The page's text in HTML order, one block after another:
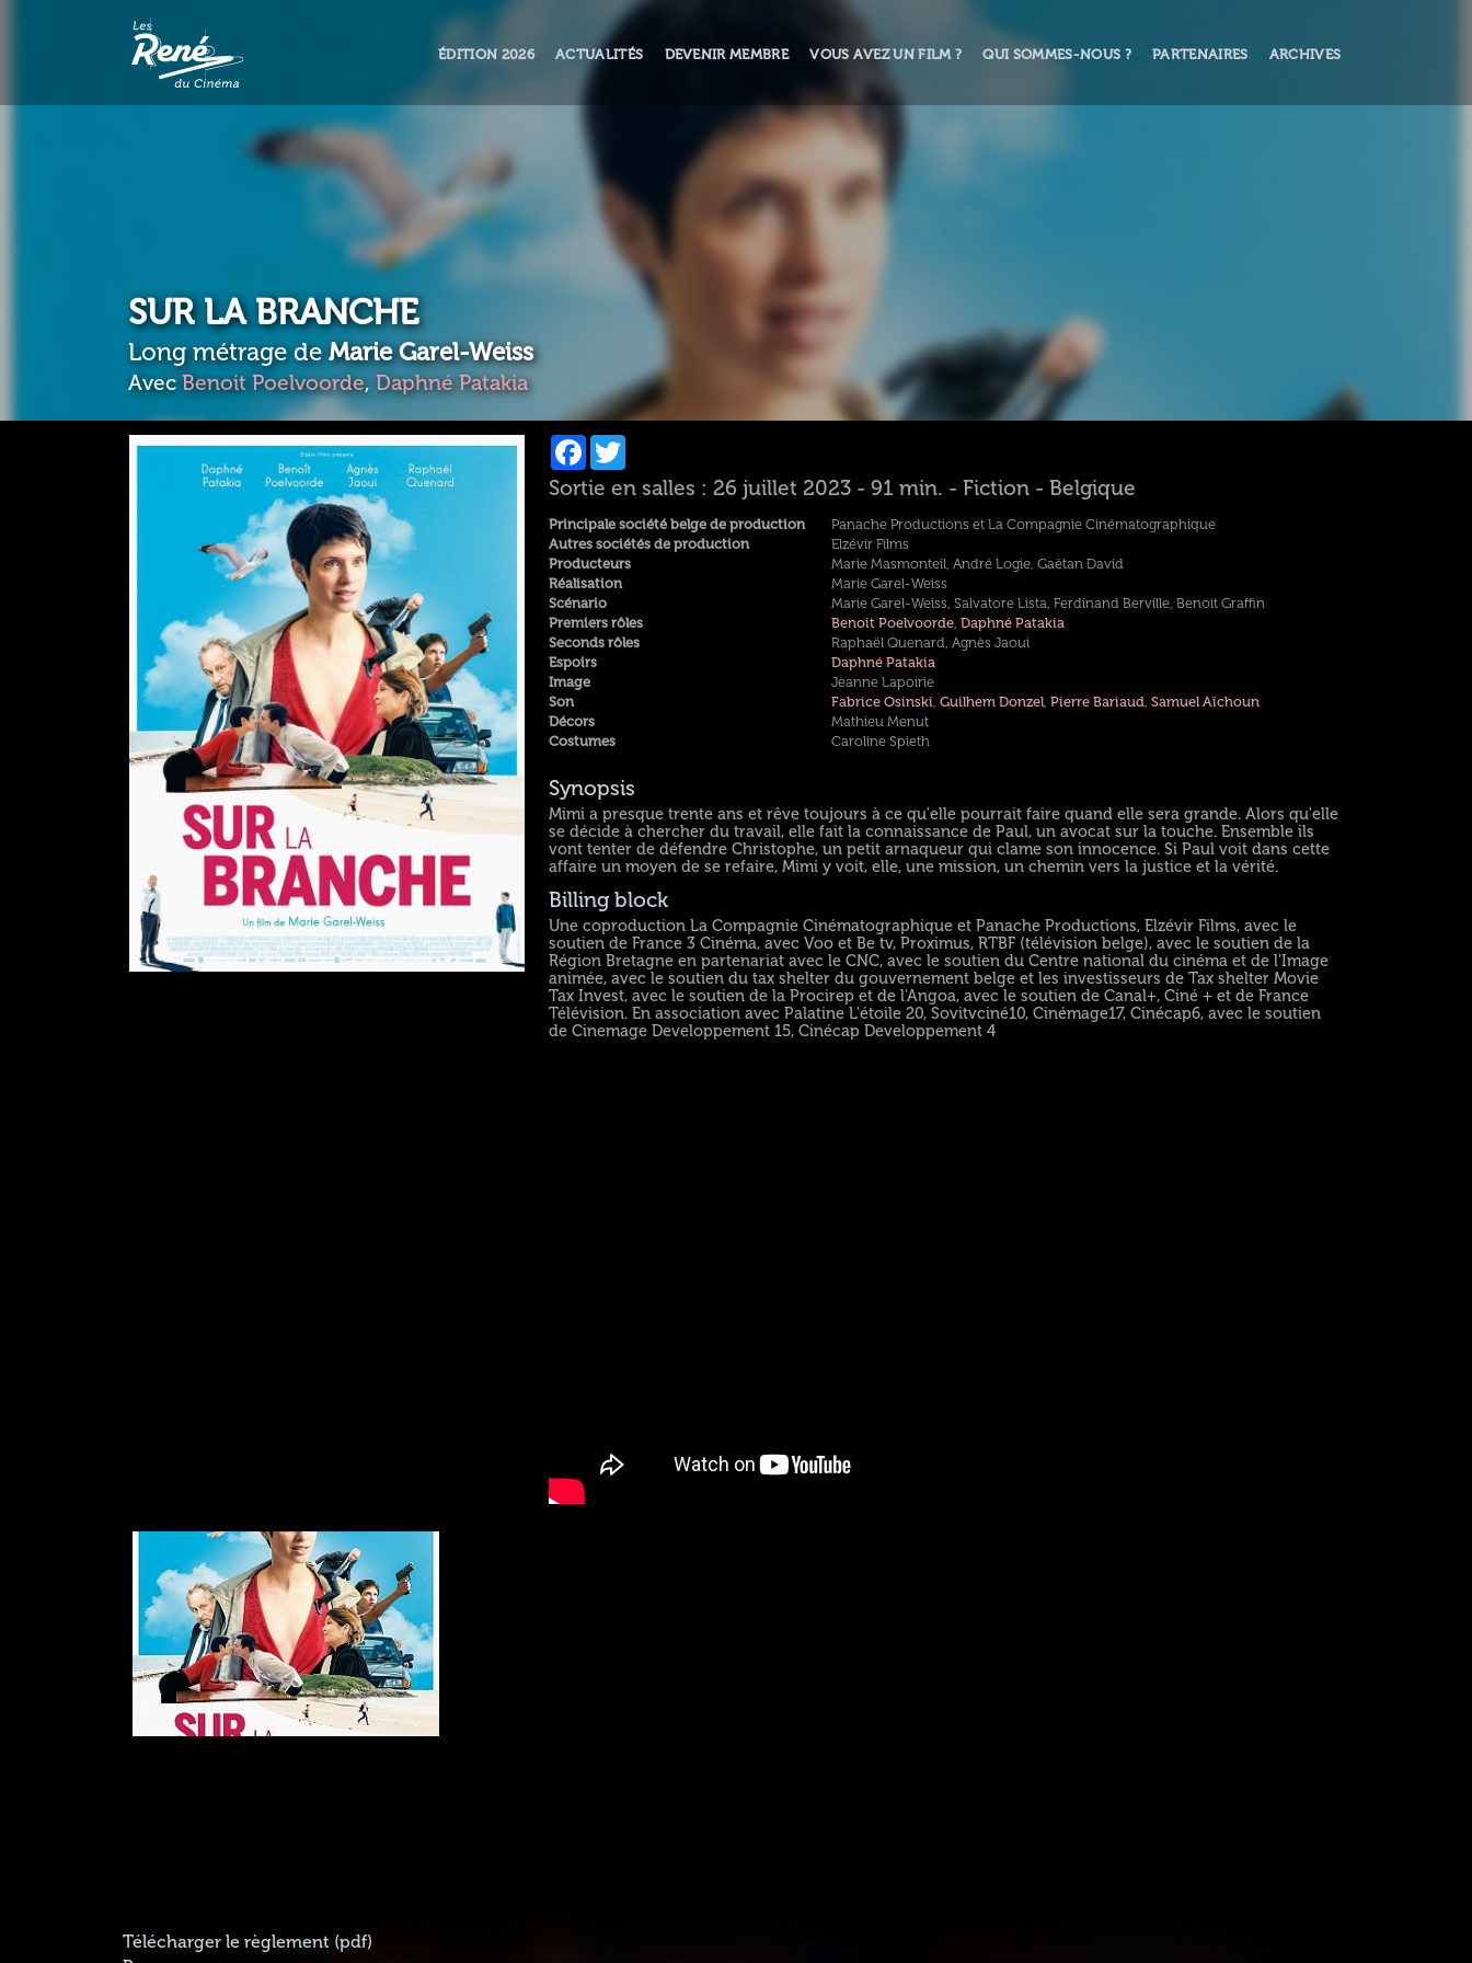
ÉDITION 2026 ACTUALITÉS DEVENIR MEMBRE VOUS AVEZ UN FILM ? QUI SOMMES-NOUS ? PARTENAIRES ARCHIVES
SUR LA BRANCHE
Long métrage deMarie Garel-Weiss
Avec Benoit Poelvoorde, Daphné Patakia
Facebook
Sortie en salles : 26 juillet 2023 - 91 min. - Fiction - Belgique
Principale société belge de production
Panache Productions et La Compagnie Cinématographique
Autres sociétés de production
Elzévir Films
Producteurs
Marie Masmonteil, André Logie, Gaëtan David
Réalisation
Marie Garel-Weiss
Scénario
Marie Garel-Weiss, Salvatore Lista, Ferdinand Berville, Benoit Graffin
Premiers rôles
Benoit Poelvoorde, Daphné Patakia
Seconds rôles
Raphaël Quenard, Agnès Jaoui
Espoirs
Daphné Patakia
Image
Jeanne Lapoirie
Son
Fabrice Osinski Guilhem Donzel, Pierre Bariaud Samuel Aïchoun
Décors
Mathieu Menut
Costumes
Caroline Spieth
Synopsis
Mimi a presque trente ans et rêve toujours à ce qu'elle pourrait faire quand elle sera grande. Alors qu'elle
se décide à chercher du travail, elle fait la connaissance de Paul, un avocat sur la touche. Ensemble ils
vont tenter de défendre Christophe, un petit arnaqueur qui clame son innocence. Si Paul voit dans cette
affaire un moyen de se refaire, Mimi y voit, elle, une mission, un chemin vers la justice et la vérité.
Billing block
Une coproduction La Compagnie Cinématographique et Panache Productions, Elzévir Films, avec le
soutien de France 3 Cinéma, avec Voo et Be tv, Proximus, RTBF (télévision belge), avec le soutien de la
Région Bretagne en partenariat avec le CNC, avec le soutien du Centre national du cinéma et de l'Image
animée, avec le soutien du tax shelter du gouvernement belge et les investisseurs de Tax shelter Movie
Tax Invest, avec le soutien de la Procirep et de l'Angoa, avec le soutien de Canal+, Ciné + et de France
Télévision. En association avec Palatine L'étoile 20, Sovitvciné10, Cinémage17, Cinécap6, avec le soutien
de Cinemage Developpement 15, Cinécap Developpement 4
Télécharger le règlement (pdf)